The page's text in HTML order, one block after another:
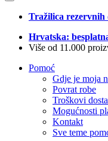
Tražilica rezervnih
Hrvatska:
Više od 11.000
Pomoć
Gdje je moja
Povrat robe
Troškovi
Mogućnosti
Kontakt
Sve teme